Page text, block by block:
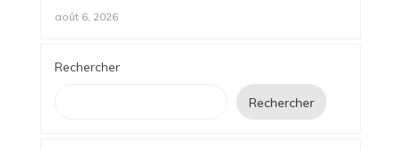
août 6, 2026
Rechercher
Rechercher